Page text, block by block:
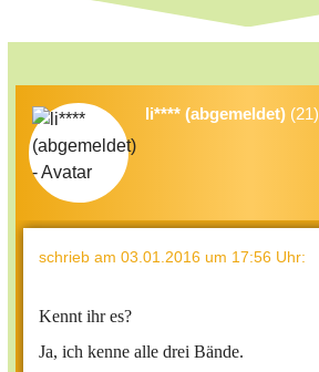
li**** (abgemeldet) (21)
schrieb am 03.01.2016 um 17:56 Uhr:
Kennt ihr es?
Ja, ich kenne alle drei Bände.